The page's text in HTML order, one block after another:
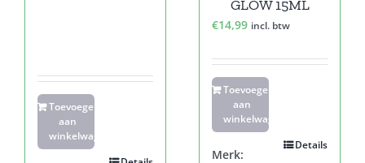
Toevoegen
aan
winkelwagen
GLOW 15ML
€14,99 incl. btw
Toevoegen
aan
winkelwagen
Details
Merk: